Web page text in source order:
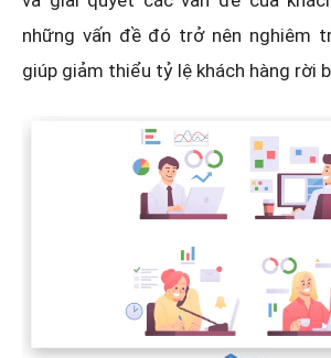
những vấn đề đó trở nên nghiêm
giúp giảm thiểu tỷ lệ khách hàng rời